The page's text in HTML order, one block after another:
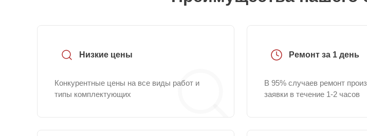
Низкие цены
Конкурентные цены на все виды работ и
типы комплектующих
Ремонт за 1 день
В 95% случаев ремонт
заявки в течение 1-2 часов